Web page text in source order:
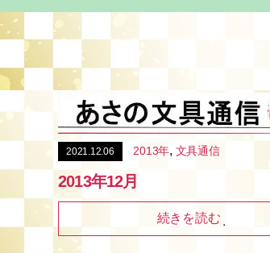
2021.12.06 2013年, 文具通信
2013年12月
続きを読む